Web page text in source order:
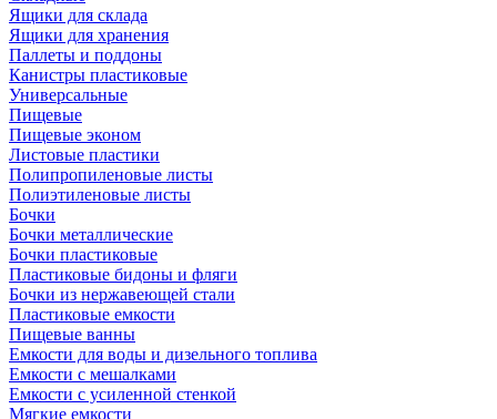
Ящики для склада
Ящики для хранения
Паллеты и поддоны
Канистры пластиковые
Универсальные
Пищевые
Пищевые эконом
Листовые пластики
Полипропиленовые листы
Полиэтиленовые листы
Бочки
Бочки металлические
Бочки пластиковые
Пластиковые бидоны и фляги
Бочки из нержавеющей стали
Пластиковые емкости
Пищевые ванны
Емкости для воды и дизельного топлива
Емкости с мешалками
Емкости с усиленной стенкой
Мягкие емкости